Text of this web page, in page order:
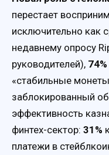
перестает
исключительно как
недавнему опросу
руководителей), 74%
«стабильные
заблокированный
эффективность
финтех-сектор: 31%
платежи в